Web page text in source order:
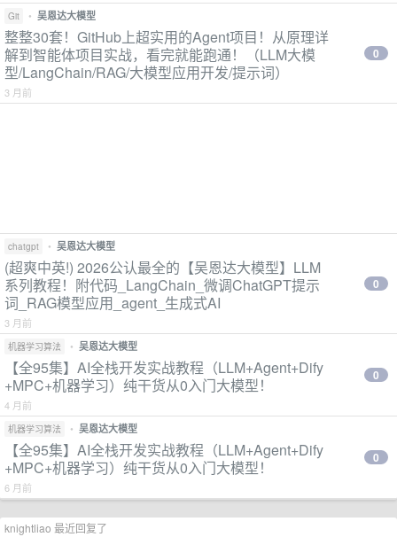
Git • 吴恩达大模型
整整30套！GitHub上超实用的Agent项目！从原理详
解到智能体项目实战，看完就能跑通！（LLM大模
型/LangChain/RAG/大模型应用开发/提示词）
3 月前
0
chatgpt • 吴恩达大模型
(超爽中英!) 2026公认最全的【吴恩达大模型】LLM
系列教程！附代码_LangChain_微调ChatGPT提示
词_RAG模型应用_agent_生成式AI
3 月前
0
机器学习算法 • 吴恩达大模型
【全95集】AI全栈开发实战教程（LLM+Agent+Dify
+MPC+机器学习）纯干货从0入门大模型！
4 月前
0
机器学习算法 • 吴恩达大模型
【全95集】AI全栈开发实战教程（LLM+Agent+Dify
+MPC+机器学习）纯干货从0入门大模型！
6 月前
0
knightliao 最近回复了